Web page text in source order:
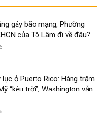
gây bão mạng, Phường
của Tô Lâm đi về đâu?
lục ở Puerto Rico: Hàng trăm
“kêu trời”, Washington vẫn